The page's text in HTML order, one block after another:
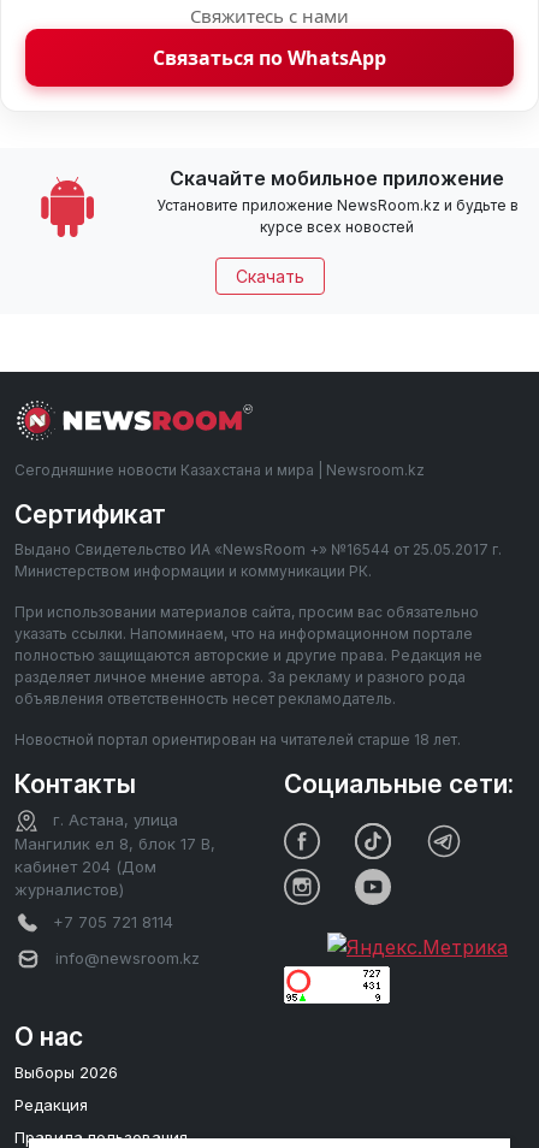
Свяжитесь с нами
Связаться по WhatsApp
Скачайте мобильное приложение
Установите приложение NewsRoom.kz и будьте в
курсе всех новостей
Скачать
Сегодняшние новости Казахстана и мира | Newsroom.kz
Сертификат
Выдано Свидетельство ИА «NewsRoom +» №16544 от 25.05.2017 г.
Министерством информации и коммуникации РК.
При использовании материалов сайта, просим вас обязательно
указать ссылки. Напоминаем, что на информационном портале
полностью защищаются авторские и другие права. Редакция не
разделяет личное мнение автора. За рекламу и разного рода
объявления ответственность несет рекламодатель.
Новостной портал ориентирован на читателей старше 18 лет.
Контакты
г. Астана, улица
Мангилик ел 8, блок 17 В,
кабинет 204 (Дом
журналистов)
+7 705 721 8114
info@newsroom.kz
О нас
Выборы 2026
Редакция
Правила пользования
Социальные сети: